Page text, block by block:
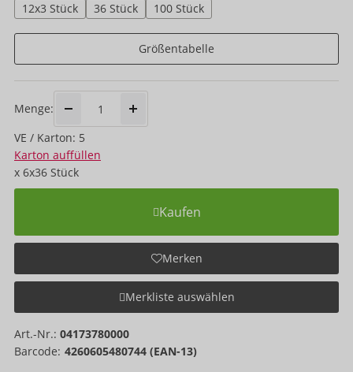
12x3 Stück
36 Stück 100 Stück
Größentabelle
Menge:
VE / Karton: 5
Karton auffüllen
x 6x36 Stück
Kaufen
Merken
Merkliste auswählen
Art.-Nr.: 04173780000
Barcode: 4260605480744 (EAN-13)